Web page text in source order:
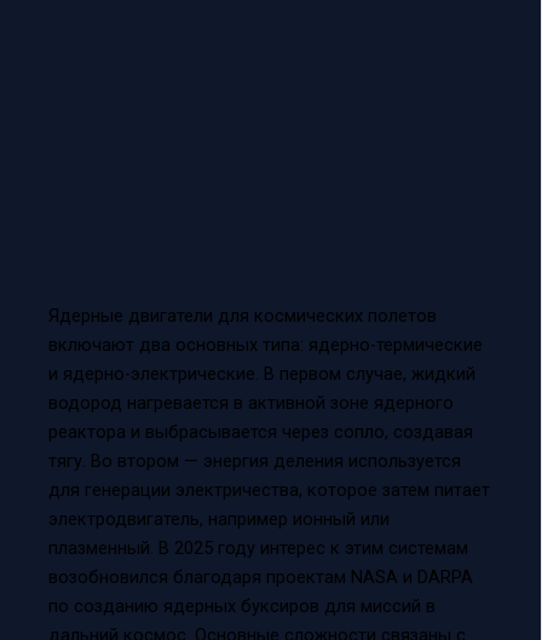
Ядерные двигатели для космических полетов
включают два основных типа: ядерно-термические
и ядерно-электрические. В первом случае, жидкий
водород нагревается в активной зоне ядерного
реактора и выбрасывается через сопло, создавая
тягу. Во втором — энергия деления используется
для генерации электричества, которое затем питает
электродвигатель, например ионный или
плазменный. В 2025 году интерес к этим системам
возобновился благодаря проектам NASA и DARPA
по созданию ядерных буксиров для миссий в
дальний космос. Основные сложности связаны с